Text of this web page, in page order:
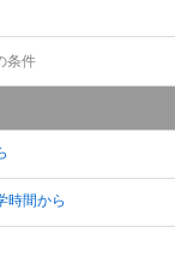
条件
時間から